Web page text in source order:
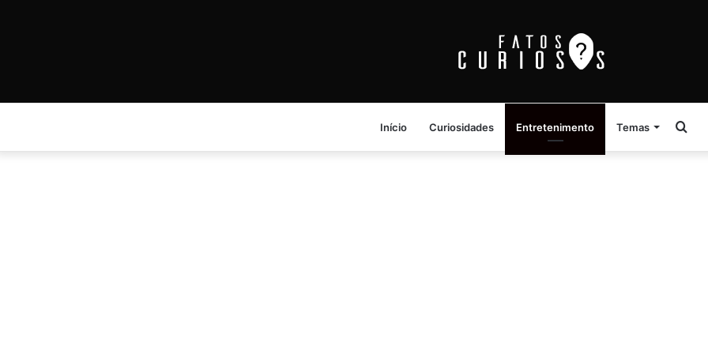
Início Curiosidades Entretenimento Temas